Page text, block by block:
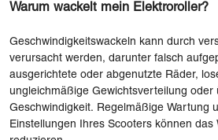
Warum wackelt mein Elektroroller?
Geschwindigkeitswackeln kann durch
verursacht werden, darunter falsch
ausgerichtete oder abgenutzte Räder,
ungleichmäßige Gewichtsverteilung oder
Geschwindigkeit. Regelmäßige Wartung
Einstellungen Ihres Scooters können das